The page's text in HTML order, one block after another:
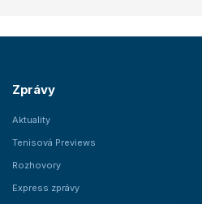
Zprávy
Aktuality
Tenisová Previews
Rozhovory
Express zprávy